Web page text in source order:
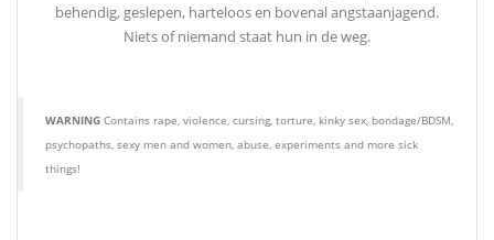
behendig, geslepen, harteloos en bovenal angstaanjagend.
Niets of niemand staat hun in de weg.
WARNING Contains rape, violence, cursing, torture, kinky sex, bondage/BDSM,
psychopaths, sexy men and women, abuse, experiments and more sick
things!